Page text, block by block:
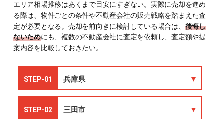
エリア相場推移はあくまで目安にすぎない。実際に売却を進め
る際は、物件ごとの条件や不動産会社の販売戦略を踏まえた査
定が必要となる。売却を前向きに検討している場合は、 後悔し
ないためにも、複数の不動産会社に査定を依頼し、査定額や提
案内容を比較しておきたい。